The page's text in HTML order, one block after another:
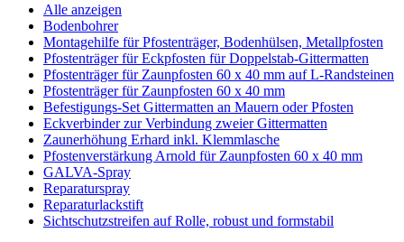
Alle anzeigen
Bodenbohrer
Montagehilfe für Pfostenträger, Bodenhülsen, Metallpfosten
Pfostenträger für Eckpfosten für Doppelstab-Gittermatten
Pfostenträger für Zaunpfosten 60 x 40 mm auf L-Randsteinen
Pfostenträger für Zaunpfosten 60 x 40 mm
Befestigungs-Set Gittermatten an Mauern oder Pfosten
Eckverbinder zur Verbindung zweier Gittermatten
Zaunerhöhung Erhard inkl. Klemmlasche
Pfostenverstärkung Arnold für Zaunpfosten 60 x 40 mm
GALVA-Spray
Reparaturspray
Reparaturlackstift
Sichtschutzstreifen auf Rolle, robust und formstabil